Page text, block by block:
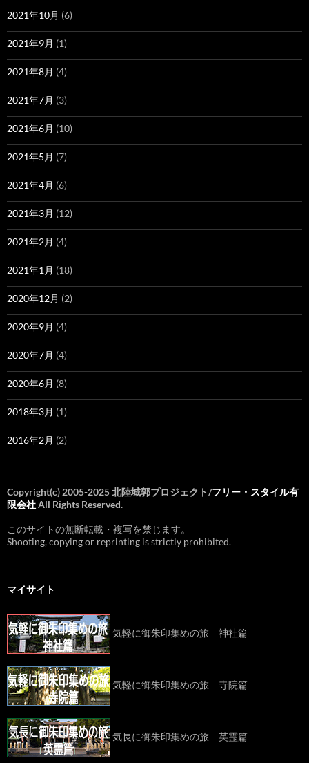
2021年10月 (6)
2021年9月 (1)
2021年8月 (4)
2021年7月 (3)
2021年6月 (10)
2021年5月 (7)
2021年4月 (6)
2021年3月 (12)
2021年2月 (4)
2021年1月 (18)
2020年12月 (2)
2020年9月 (4)
2020年7月 (4)
2020年6月 (8)
2018年3月 (1)
2016年2月 (2)
Copyright(c) 2005-2025 北陸城郭プロジェクト/フリー・スタイル有
限会社All Rights Reserved.
このサイトの無断転載・複写を禁じます。
Shooting, copying or reprinting is strictly prohibited.
マイサイト
気軽に御朱印集めの旅 神社篇
気軽に御朱印集めの旅 寺院篇
気長に御朱印集めの旅 英霊篇